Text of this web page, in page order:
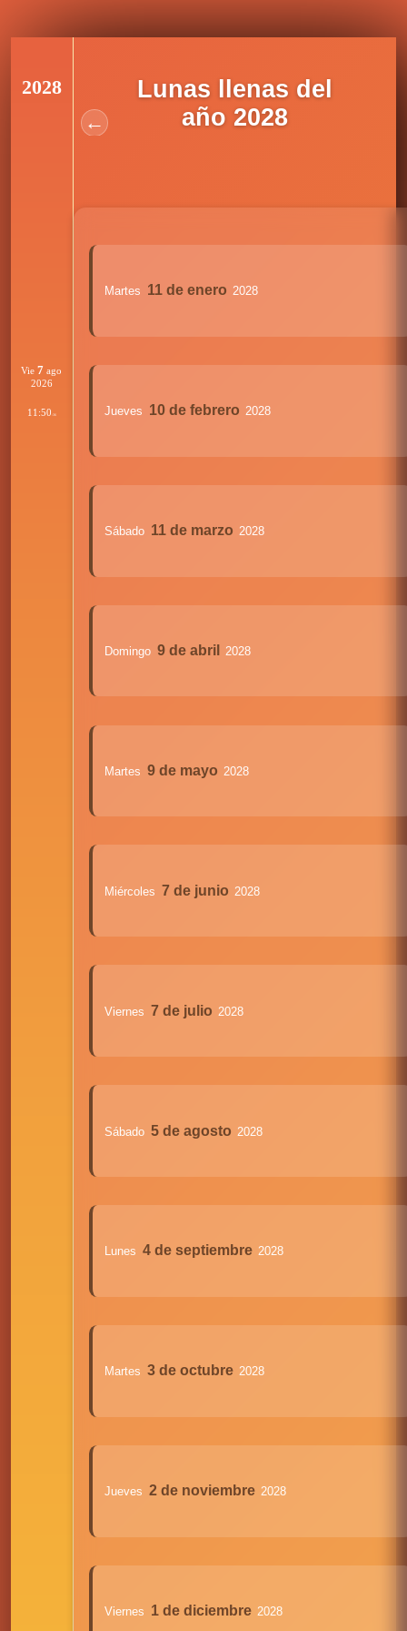
2028
Vie7 ago
2026
11:50 :36
←
Lunas llenas del
año 2028
Martes 11 de enero 2028
Jueves 10 de febrero 2028
Sábado 11 de marzo 2028
Domingo 9 de abril 2028
Martes 9 de mayo 2028
Miércoles 7 de junio 2028
Viernes 7 de julio 2028
Sábado 5 de agosto 2028
Lunes 4 de septiembre 2028
Martes 3 de octubre 2028
Jueves 2 de noviembre 2028
Viernes 1 de diciembre 2028